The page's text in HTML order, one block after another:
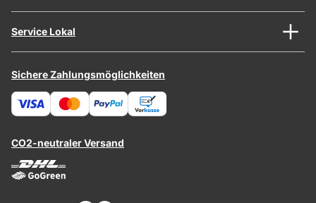
Service Lokal
Sichere Zahlungsmöglichkeiten
CO2-neutraler Versand